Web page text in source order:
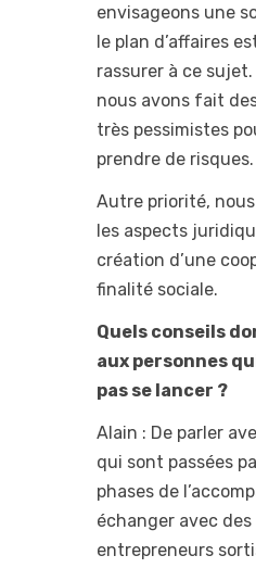
envisageons une
le plan d’affaires
rassurer à ce
nous avons fait
très pessimistes
prendre de risques.
Autre priorité,
les aspects
création d’une
finalité sociale.
Quels conseils
aux personnes
pas se lancer ?
Alain : De parler
qui sont passées
phases de
échanger avec
entrepreneurs